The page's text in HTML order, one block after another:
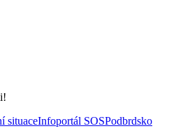
situaceInfoportál SOSPodbrdsko